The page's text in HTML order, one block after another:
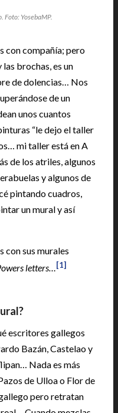
Foto: YosebaMP.
con compañía; pero
brochas, es un
de dolencias… Nos
de un
unos cuantos
“le dejo el taller
mi taller está en A
de los atriles, algunos
y algunos de
pintando cuadros,
un mural y así
con sus murales
letters…[1]
escritores gallegos
Bazán, Castelao y
Nada es más
de Ulloa o Flor de
pero retratan